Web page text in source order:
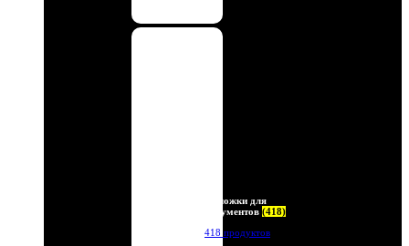
Обложки для
документов (418)
418 продуктов